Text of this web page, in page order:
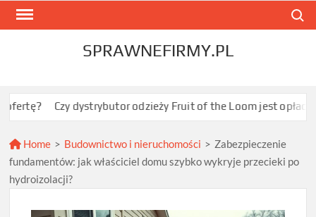
Skip
SPRAWNEFIRMY.PL
dystrybutor odzieży Fruit of the Loom jest opłacalny dla JDG
Home > Budownictwo i nieruchomości > Zabezpieczenie
fundamentów: jak właściciel domu szybko wykryje przecieki po
hydroizolacji?